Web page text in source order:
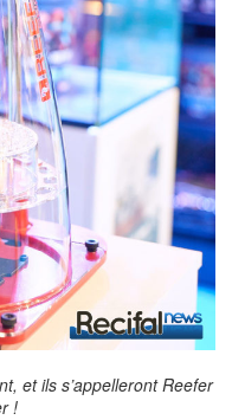
et ils s’appelleront Reefer
!